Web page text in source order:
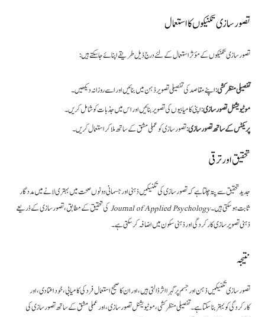
تصور سازی تکنیکوں کا استعمال
تصور سازی تکنیکوں کے مؤثر استعمال کے لئے درج ذیل طریقے اپنائے جا سکتے ہیں:
تفصیلی منظر کشی: اپنے مقاصد کی تفصیلی تصویر ذہن میں بنائیں اور اسے روزانہ دیکھیں۔
موٹیویشنل تصور سازی: اپنی کامیابیوں کی تصویر بنائیں اور اس میں جذبات کو شامل کریں۔
پریکٹس کے ساتھ تصور سازی: تصور سازی کو عملی مشق کے ساتھ ملا کر استعمال کریں۔
تحقیق اور ترقی
جدید تحقیق سے پتہ چلتا ہے کہ تصور سازی کی تکنیکیں ذہنی اور جسمانی دونوں صحت میں بہتری لانے میں مددگار
ثابت ہو سکتی ہیں۔Journal of Applied Psychology کی تحقیق کے مطابق، تصور سازی کے ذریعے
ذہنی تصویر سازی کارکردگی اور ذہنی سکون میں اضافہ کر سکتی ہے۔
نتیجہ
تصور سازی تکنیکیں ذہن اور جسم پر گہرا اثر ڈالتی ہیں، اور ان کا صحیح استعمال فرد کی کامیابی، خود اعتمادی، اور
کارکردگی کو بہتر بنا سکتا ہے۔ تفصیلی منظر کشی، موٹیویشنل تصور سازی، اور عملی مشق کے ساتھ تصور سازی کی